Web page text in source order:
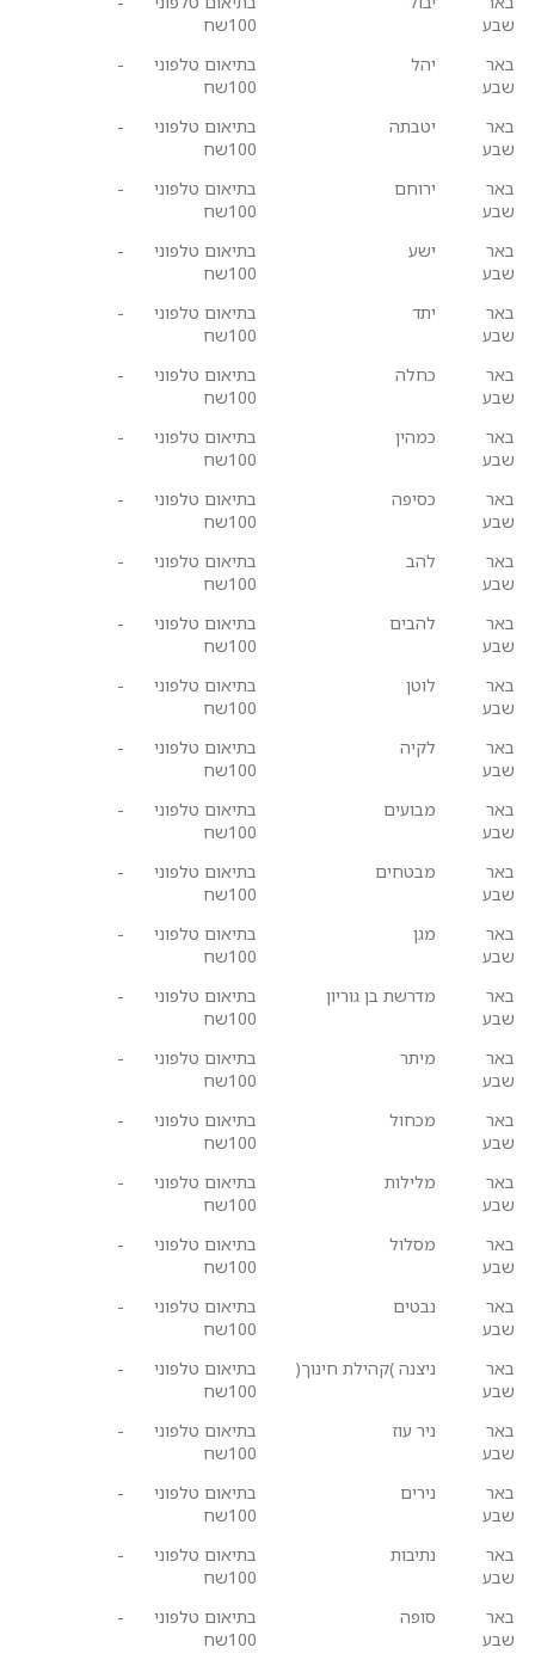
שבע
100שח
באר
שבע
יהל
בתיאום טלפוני
100שח
-
באר
שבע
יטבתה
בתיאום טלפוני
100שח
-
באר
שבע
ירוחם
בתיאום טלפוני
100שח
-
באר
שבע
ישע
בתיאום טלפוני
100שח
-
באר
שבע
יתד
בתיאום טלפוני
100שח
-
באר
שבע
כחלה
בתיאום טלפוני
100שח
-
באר
שבע
כמהין
בתיאום טלפוני
100שח
-
באר
שבע
כסיפה
בתיאום טלפוני
100שח
-
באר
שבע
להב
בתיאום טלפוני
100שח
-
באר
שבע
להבים
בתיאום טלפוני
100שח
-
באר
שבע
לוטן
בתיאום טלפוני
100שח
-
באר
שבע
לקיה
בתיאום טלפוני
100שח
-
באר
שבע
מבועים
בתיאום טלפוני
100שח
-
באר
שבע
מבטחים
בתיאום טלפוני
100שח
-
באר
שבע
מגן
בתיאום טלפוני
100שח
-
באר
שבע
מדרשת בן גוריון
בתיאום טלפוני
100שח
-
באר
שבע
מיתר
בתיאום טלפוני
100שח
-
באר
שבע
מכחול
בתיאום טלפוני
100שח
-
באר
שבע
מלילות
בתיאום טלפוני
100שח
-
באר
שבע
מסלול
בתיאום טלפוני
100שח
-
באר
שבע
נבטים
בתיאום טלפוני
100שח
-
באר
שבע
ניצנה )קהילת חינוך(
בתיאום טלפוני
100שח
-
באר
שבע
ניר עוז
בתיאום טלפוני
100שח
-
באר
שבע
נירים
בתיאום טלפוני
100שח
-
באר
שבע
נתיבות
בתיאום טלפוני
100שח
-
באר
שבע
סופה
בתיאום טלפוני
100שח
-